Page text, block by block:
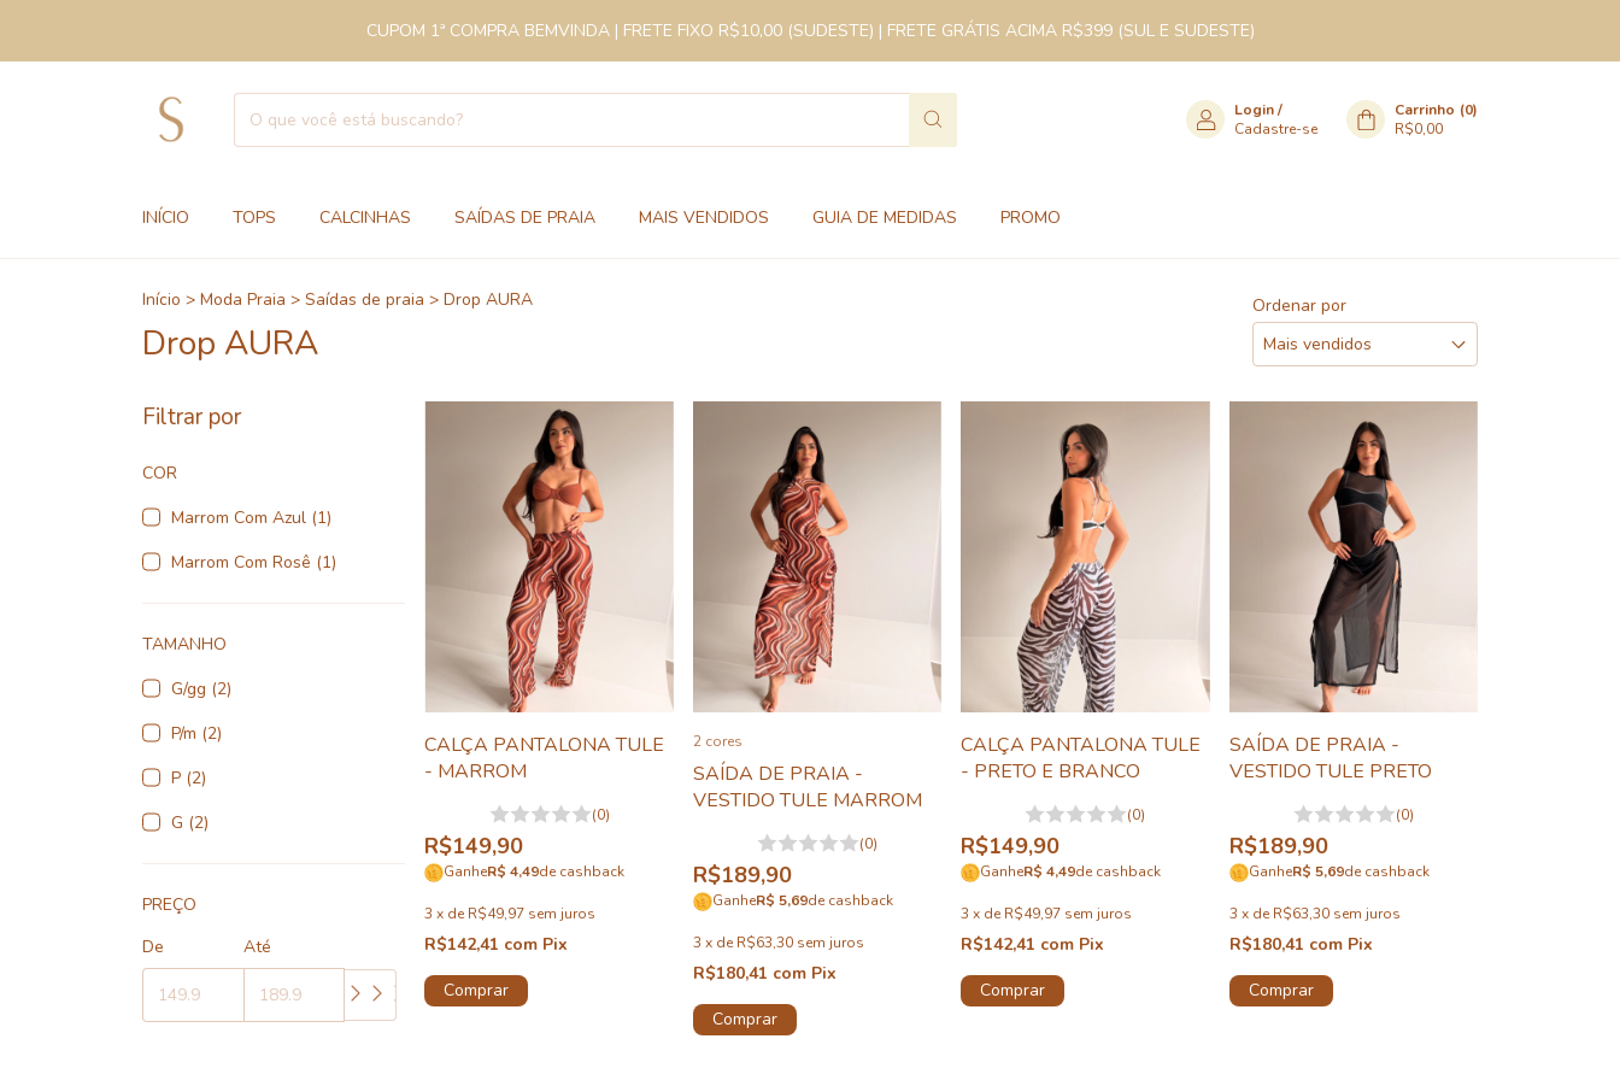
CUPOM 1ª COMPRA BEMVINDA | FRETE FIXO R$10,00 (SUDESTE) | FRETE GRÁTIS ACIMA R$399 (SUL E SUDESTE)
Login/
Cadastre-se
Carrinho (0)
R$0,00
INÍCIO TOPS CALCINHAS SAÍDAS DE PRAIA MAIS VENDIDOS GUIA DE MEDIDAS PROMO
Início > Moda Praia > Saídas de praia > Drop AURA
Drop AURA
Ordenar por
Filtrar por
COR
Marrom Com Azul (1)
Marrom Com Rosê (1)
TAMANHO
G/gg (2)
P/m (2)
P (2)
G (2)
PREÇO
De
Até
CALÇA PANTALONA TULE
- MARROM
(0)
R$149,90
GanheR$ 4,49de cashback
3 x de R$49,97 sem juros
R$142,41 com Pix
Comprar
SAÍDA DE PRAIA -
VESTIDO TULE MARROM
(0)
R$189,90
GanheR$ 5,69de cashback
3 x de R$63,30 sem juros
R$180,41 com Pix
2 cores
Comprar
CALÇA PANTALONA TULE
- PRETO E BRANCO
(0)
R$149,90
GanheR$ 4,49de cashback
3 x de R$49,97 sem juros
R$142,41 com Pix
Comprar
SAÍDA DE PRAIA -
VESTIDO TULE PRETO
(0)
R$189,90
GanheR$ 5,69de cashback
3 x de R$63,30 sem juros
R$180,41 com Pix
Comprar